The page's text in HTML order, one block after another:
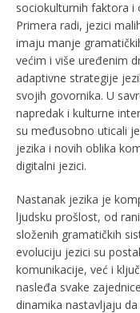
sociokulturnih faktora i
Primera radi, jezici
imaju manje
većim i više uređenim
adaptivne strategije
svojih govornika. U
napredak i kulturne
su međusobno uticali
jezika i novih oblika
digitalni jezici.
Nastanak jezika je
ljudsku prošlost, od
složenih gramatičkih
evoluciju jezici su
komunikacije, već i
nasleđa svake
dinamika nastavljaju